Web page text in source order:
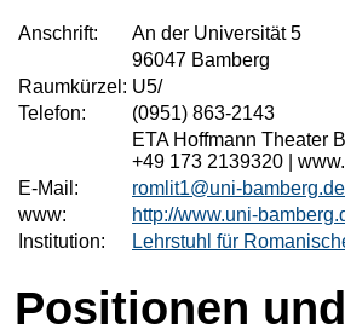
Anschrift:
An der Universität 5
96047 Bamberg
Raumkürzel: U5/
Telefon:
(0951) 863-2143
ETA Hoffmann Theater
+49 173 2139320 |
E-Mail:
romlit1@uni-bamberg.de
www:
http://www.uni-
Institution:
Lehrstuhl für
Positionen